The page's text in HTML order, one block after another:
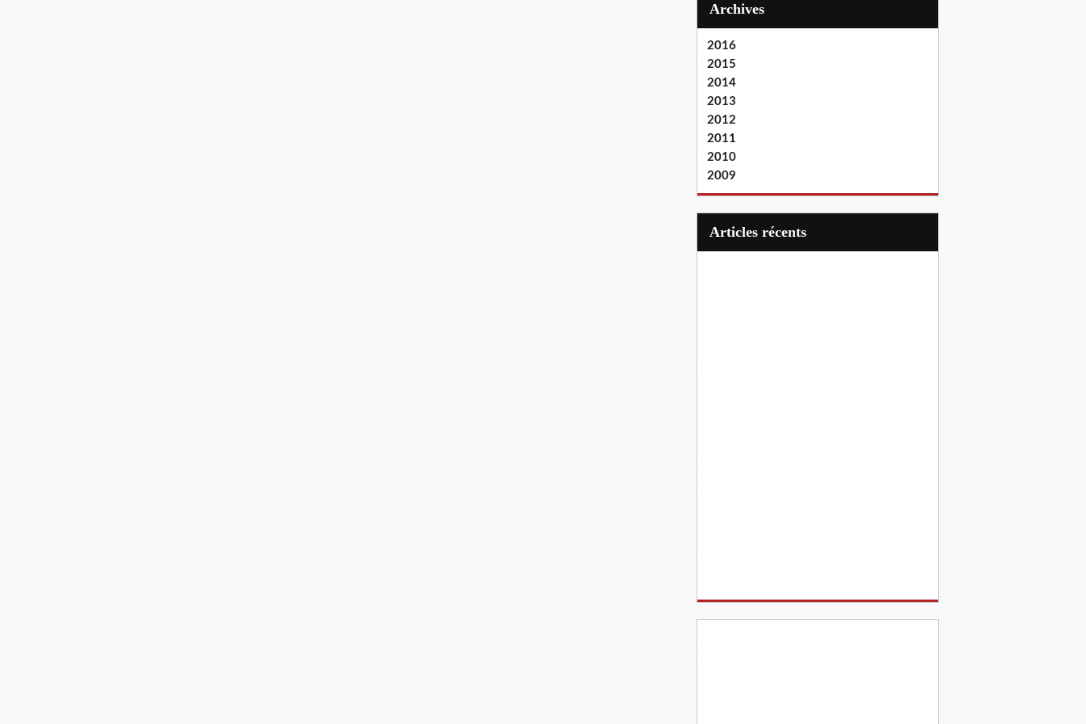
Archives
2016
2015
2014
2013
2012
2011
2010
2009
articles récents